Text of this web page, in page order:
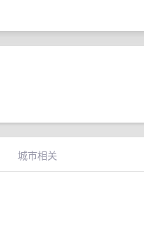
城市相关